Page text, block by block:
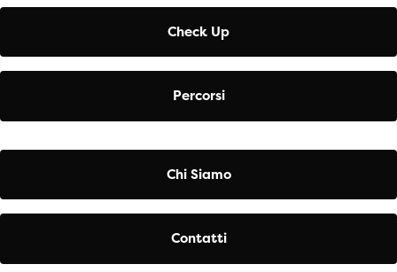
Check Up
Percorsi
Chi Siamo
Contatti